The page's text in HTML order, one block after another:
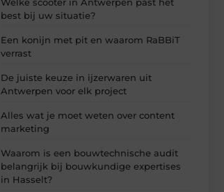
best bij uw situatie?
Een konijn met pit en waarom RaBBiT
verrast
De juiste keuze in ijzerwaren uit
Antwerpen voor elk project
Alles wat je moet weten over content
marketing
Waarom is een bouwtechnische audit
belangrijk bij bouwkundige expertises
in Hasselt?